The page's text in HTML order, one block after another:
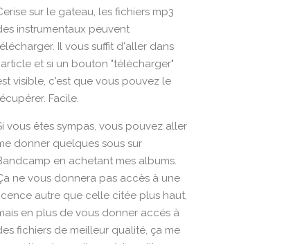
sur le gateau, les fichiers mp3
instrumentaux peuvent
Il vous suffit d'aller dans
et si un bouton "télécharger"
visible, c'est que vous pouvez le
Facile.
vous êtes sympas, vous pouvez aller
donner quelques sous sur
en achetant mes albums.
ne vous donnera pas accès à une
autre que celle citée plus haut,
en plus de vous donner accés à
fichiers de meilleur qualité, ça me